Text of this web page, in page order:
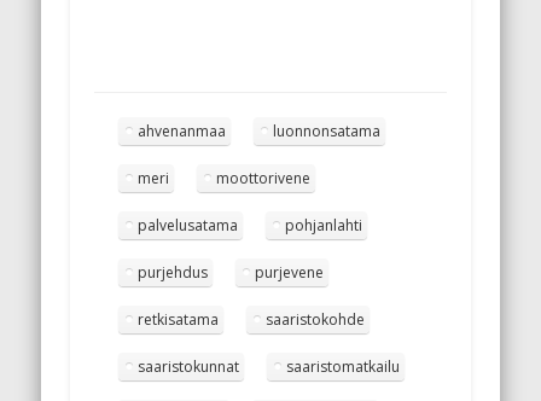
ahvenanmaa luonnonsatama
meri moottorivene
palvelusatama pohjanlahti
purjehdus purjevene
retkisatama saaristokohde
saaristokunnat saaristomatkailu